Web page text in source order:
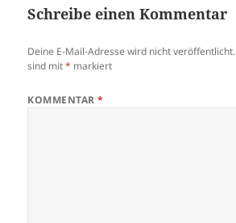
Schreibe einen Kommentar
Deine E-Mail-Adresse wird nicht veröffentlicht.
sind mit* markiert
KOMMENTAR*